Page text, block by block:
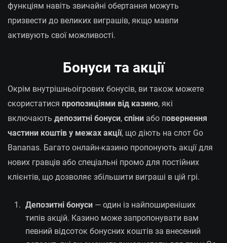
функціям навіть звичайні обертання можуть
призвести до великих виграшів, якщо мавпи
активують свої можливості.
Бонуси та акції
Окрім внутрішньоігрових бонусів, ви також можете
скористатися пропозиціями від казино, які
включають депозитні бонуси, спіни або повернення
частини коштів у межах акції, що діють на слот Go
Bananas. Багато онлайн-казино пропонують акції для
нових гравців або спеціальні промо для постійних
клієнтів, що дозволяє збільшити виграші в цій грі.
Депозитні бонуси — один із найпоширеніших
типів акцій. Казино може запропонувати вам
певний відсоток бонусних коштів за внесений